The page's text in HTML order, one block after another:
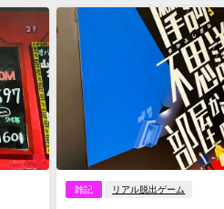
雑記 リアル脱出ゲーム